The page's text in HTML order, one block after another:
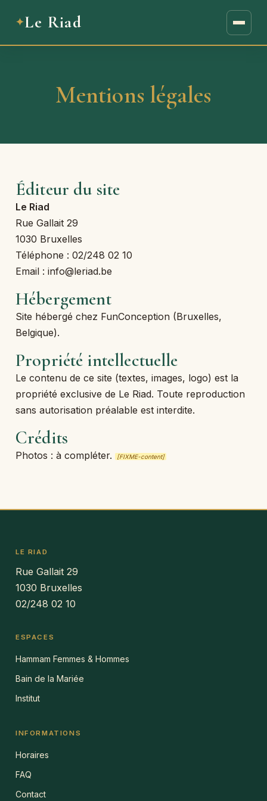
Le Riad
Mentions légales
Éditeur du site
Le Riad
Rue Gallait 29
1030 Bruxelles
Téléphone : 02/248 02 10
Email : info@leriad.be
Hébergement
Site hébergé chez FunConception (Bruxelles,
Belgique).
Propriété intellectuelle
Le contenu de ce site (textes, images, logo) est la
propriété exclusive de Le Riad. Toute reproduction
sans autorisation préalable est interdite.
Crédits
Photos : à compléter. [FIXME-content]
LE RIAD
Rue Gallait 29
1030 Bruxelles
02/248 02 10
ESPACES
Hammam Femmes & Hommes
Bain de la Mariée
Institut
INFORMATIONS
Horaires
FAQ
Contact